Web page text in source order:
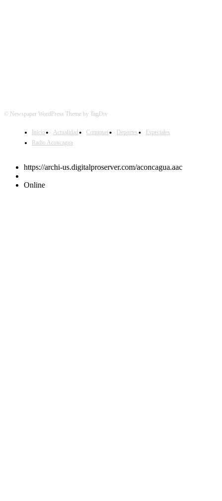
© Newspaper WordPress Theme by TagDiv
Inicio Actualidad Comunas Deportes
Especiales
Radio Aconcagua
https://archi-us.digitalproserver.com/aconcagua.aac
Online